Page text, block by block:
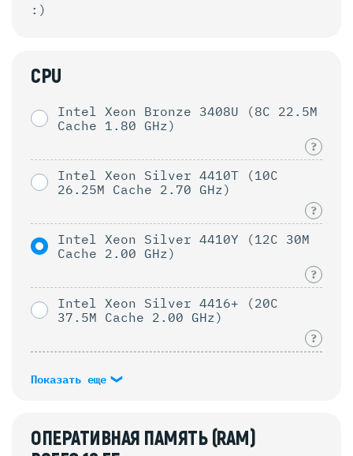
:)
CPU
Intel Xeon Bronze 3408U (8C 22.5M
Cache 1.80 GHz)
?
Intel Xeon Silver 4410T (10C
26.25M Cache 2.70 GHz)
?
Intel Xeon Silver 4410Y (12C 30M
Cache 2.00 GHz)
?
Intel Xeon Silver 4416+ (20C
37.5M Cache 2.00 GHz)
?
Показать еще
ОПЕРАТИВНАЯ ПАМЯТЬ (RAM)